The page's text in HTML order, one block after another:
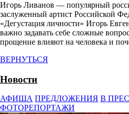
Игорь Ливанов — популярный
заслуженный артист Российской
«Дегустация личности» Игорь
важно задавать себе сложные
прощение влияют на человека и
ВЕРНУТЬСЯ
Новости
АФИША ПРЕДЛОЖЕНИЯ В
ФОТОРЕПОРТАЖИ